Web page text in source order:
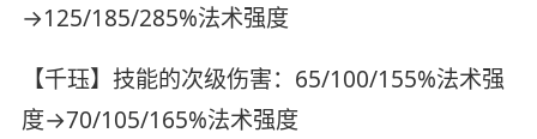
→125/185/285%法术强度
【千珏】技能的次级伤害：65/100/155%法术强
度→70/105/165%法术强度